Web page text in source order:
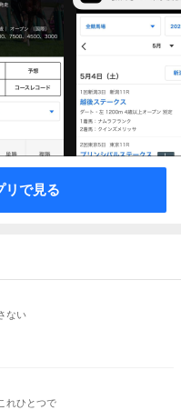
リで見る
ない
れひとつで